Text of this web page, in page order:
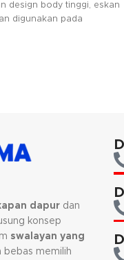
design body tinggi, eskan
digunakan pada
dengan suhu maximal
aman digunakan pada
pencuci piring elektrik.
dapur dan
konsep
swalayan yang
bebas memilih